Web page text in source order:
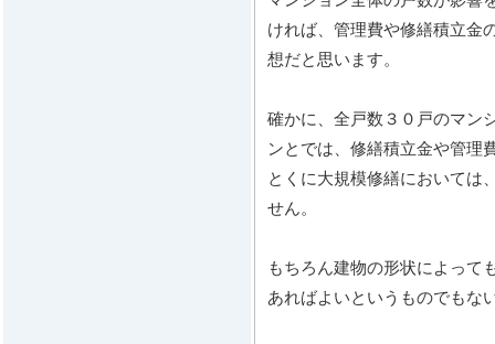
ければ、管理費や修繕積立金
想だと思います。
確かに、全戸数３０戸のマン
ンとでは、修繕積立金や管理
とくに大規模修繕においては
せん。
もちろん建物の形状によって
あればよいというものでもな